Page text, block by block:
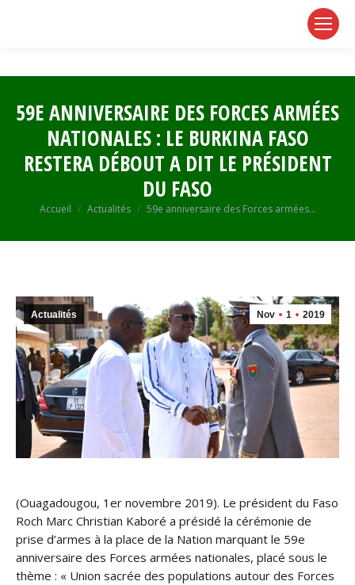
59E ANNIVERSAIRE DES FORCES ARMÉES
NATIONALES : LE BURKINA FASO
RESTERA DÉBOUT A DIT LE PRÉSIDENT
DU FASO
Vous êtes ici :
Accueil Actualités 59e anniversaire des Forces armées…
Nov 1 2019
Actualités
(Ouagadougou, 1er novembre 2019). Le président du Faso
Roch Marc Christian Kaboré a présidé la cérémonie de
prise d’armes à la place de la Nation marquant le 59e
anniversaire des Forces armées nationales, placé sous le
thème : « Union sacrée des populations autour des Forces